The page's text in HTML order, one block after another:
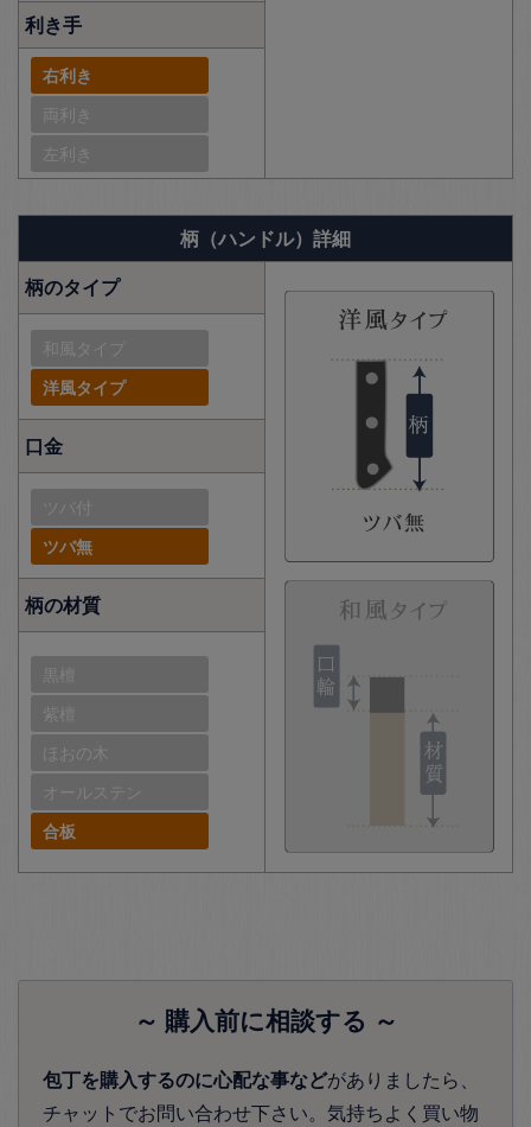
利き手
右利き
両利き
左利き
柄（ハンドル）詳細
柄のタイプ
和風タイプ
洋風タイプ
口金
ツバ付
ツバ無
柄の材質
黒檀
紫檀
ほおの木
オールステン
合板
～ 購入前に相談する ～
包丁を購入するのに心配な事などがありましたら、
チャットでお問い合わせ下さい。気持ちよく買い物